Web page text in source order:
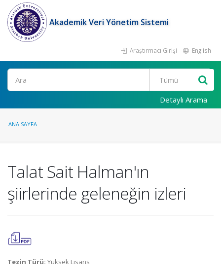
Akademik Veri Yönetim Sistemi
Araştırmacı Girişi English
Ara
Detaylı Arama
ANA SAYFA
Talat Sait Halman'ın
şiirlerinde geleneğin izleri
Tezin Türü: Yüksek Lisans